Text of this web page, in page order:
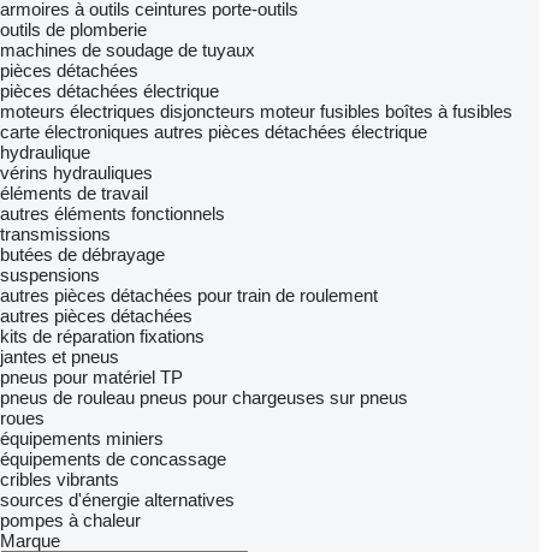
armoires à outils ceintures porte-outils
outils de plomberie
machines de soudage de tuyaux
pièces détachées
pièces détachées électrique
moteurs électriques disjoncteurs moteur fusibles boîtes à fusibles
carte électroniques autres pièces détachées électrique
hydraulique
vérins hydrauliques
éléments de travail
autres éléments fonctionnels
transmissions
butées de débrayage
suspensions
autres pièces détachées pour train de roulement
autres pièces détachées
kits de réparation fixations
jantes et pneus
pneus pour matériel TP
pneus de rouleau pneus pour chargeuses sur pneus
roues
équipements miniers
équipements de concassage
cribles vibrants
sources d'énergie alternatives
pompes à chaleur
Marque